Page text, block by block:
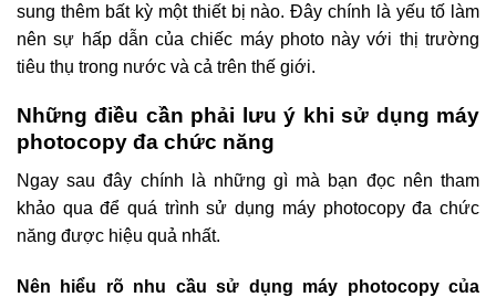
sung thêm bất kỳ một thiết bị nào. Đây chính là yếu tố làm
nên sự hấp dẫn của chiếc máy photo này với thị trường
tiêu thụ trong nước và cả trên thế giới.
Những điều cần phải lưu ý khi sử dụng máy
photocopy đa chức năng
Ngay sau đây chính là những gì mà bạn đọc nên tham
khảo qua để quá trình sử dụng máy photocopy đa chức
năng được hiệu quả nhất.
Nên hiểu rõ nhu cầu sử dụng máy photocopy của